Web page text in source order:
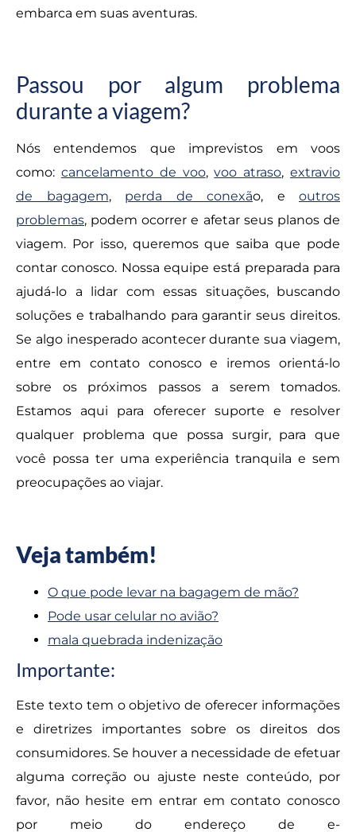
embarca em suas aventuras.
Passou por algum problema
durante a viagem?
Nós entendemos que imprevistos em voos
como: cancelamento de voo,voo atraso,extravio
de bagagem, perda de conexão, e outros
problemas, podem ocorrer e afetar seus planos de
viagem. Por isso, queremos que saiba que pode
contar conosco. Nossa equipe está preparada para
ajudá-lo a lidar com essas situações, buscando
soluções e trabalhando para garantir seus direitos.
Se algo inesperado acontecer durante sua viagem,
entre em contato conosco e iremos orientá-lo
sobre os próximos passos a serem tomados.
Estamos aqui para oferecer suporte e resolver
qualquer problema que possa surgir, para que
você possa ter uma experiência tranquila e sem
preocupações ao viajar.
Veja também!
O que pode levar na bagagem de mão?
Pode usar celular no avião?
mala quebrada indenização
Importante:
Este texto tem o objetivo de oferecer informações
e diretrizes importantes sobre os direitos dos
consumidores. Se houver a necessidade de efetuar
alguma correção ou ajuste neste conteúdo, por
favor, não hesite em entrar em contato conosco
por meio do endereço de e-